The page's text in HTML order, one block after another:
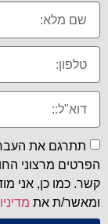
תתרגם את
הפרטים מרצוני
קשר. כמו כן, אני
ומאשר/ת את